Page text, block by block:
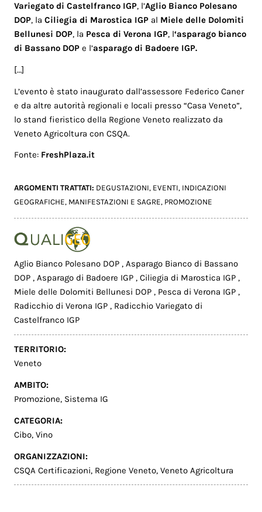
Variegato di Castelfranco IGP, l’Aglio Bianco Polesano
DOP, laCiliegia di Marostica IGP al Miele delle Dolomiti
Bellunesi DOP, la Pesca di Verona IGP, l‘asparago bianco
di Bassano DOP e l’asparago di Badoere IGP.
[…]
L’evento è stato inaugurato dall’assessore Federico Caner
e da altre autorità regionali e locali presso “Casa Veneto”,
lo stand fieristico della Regione Veneto realizzato da
Veneto Agricoltura con CSQA.
Fonte: FreshPlaza.it
ARGOMENTI TRATTATI: DEGUSTAZIONI, EVENTI, INDICAZIONI
GEOGRAFICHE, MANIFESTAZIONI E SAGRE, PROMOZIONE
Aglio Bianco Polesano DOP,Asparago Bianco di Bassano
DOP,Asparago di Badoere IGP,Ciliegia di Marostica IGP,
Miele delle Dolomiti Bellunesi DOP, Pesca di Verona IGP,
Radicchio di Verona IGP, Radicchio Variegato di
Castelfranco IGP
TERRITORIO:
Veneto
AMBITO:
Promozione, Sistema IG
CATEGORIA:
Cibo,Vino
ORGANIZZAZIONI:
CSQA Certificazioni, Regione Veneto,Veneto Agricoltura